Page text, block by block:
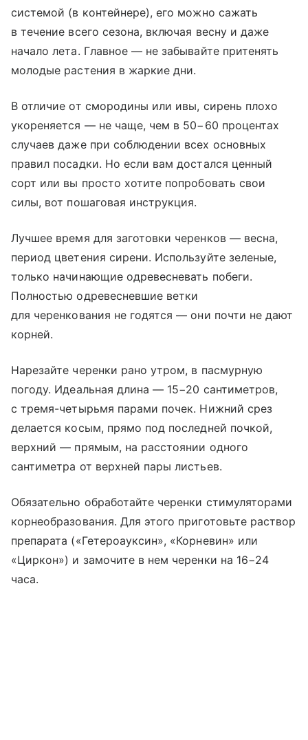
системой (в контейнере), его можно сажать
в течение всего сезона, включая весну и даже
начало лета. Главное — не забывайте притенять
молодые растения в жаркие дни.
В отличие от смородины или ивы, сирень плохо
укореняется — не чаще, чем в 50−60 процентах
случаев даже при соблюдении всех основных
правил посадки. Но если вам достался ценный
сорт или вы просто хотите попробовать свои
силы, вот пошаговая инструкция.
Лучшее время для заготовки черенков — весна,
период цветения сирени. Используйте зеленые,
только начинающие одревесневать побеги.
Полностью одревесневшие ветки
для черенкования не годятся — они почти не дают
корней.
Нарезайте черенки рано утром, в пасмурную
погоду. Идеальная длина — 15−20 сантиметров,
с тремя-четырьмя парами почек. Нижний срез
делается косым, прямо под последней почкой,
верхний — прямым, на расстоянии одного
сантиметра от верхней пары листьев.
Обязательно обработайте черенки стимуляторами
корнеобразования. Для этого приготовьте раствор
препарата («Гетероауксин», «Корневин» или
«Циркон») и замочите в нем черенки на 16−24
часа.